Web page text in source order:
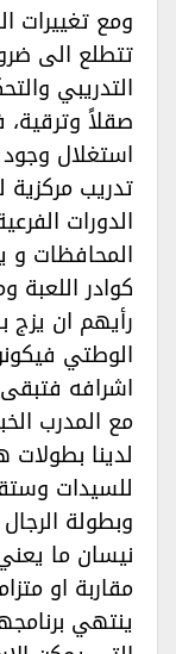
ومع تغييرات
تتطلع الى
التدريبي
صقلاً
استغلال وجود
تدريب مركزية
الدورات
المحافظات و
كوادر
رأيهم ان يزج
الوطتي
اشرافه
مع المدرب
لدينا بطولات
للسيدات
وبطولة
نيسان ما
مقاربة او
ينتهي